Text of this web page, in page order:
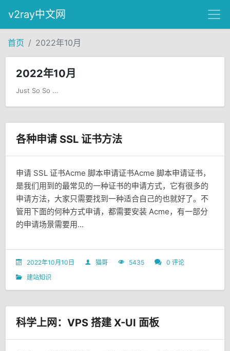
v2ray中文网
首页 2022年10月
2022年10月
Just So So ...
各种申请 SSL 证书方法
申请 SSL 证书Acme 脚本申请证书Acme 脚本申请证书，
是我们用到的最常见的一种证书的申请方式，它有很多的
申请方法，大家只需要找到一种适合自己的也就好了。不
管用下面的何种方式申请，都需要安装 Acme，有一部分
的申请场景需要用...
2022年10月10日 猫哥 5435
0 评论
建站知识
科学上网：VPS 搭建 X-UI 面板